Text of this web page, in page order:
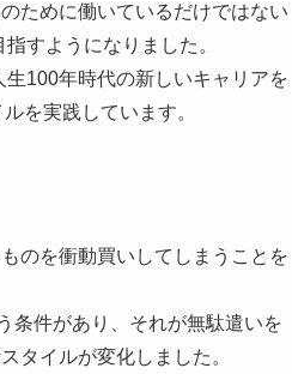
ために働いているだけではない
すようになりました。
100年時代の新しいキャリアを
を実践しています。
のを衝動買いしてしまうことを
条件があり、それが無駄遣いを
タイルが変化しました。